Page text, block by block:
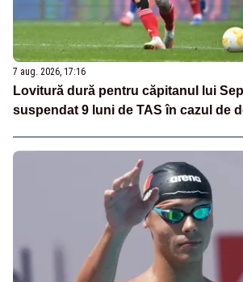
7 aug. 2026, 17:16
Lovitură dură pentru căpitanul lui
suspendat 9 luni de TAS în cazul de